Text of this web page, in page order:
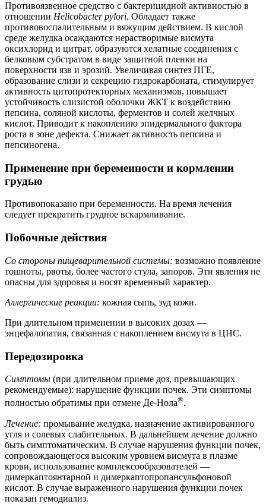
Противоязвенное средство с бактерицидной активностью в
отношении Helicobacter pylori. Обладает также
противовоспалительным и вяжущим действием. В кислой
среде желудка осаждаются нерастворимые висмута
оксихлорид и цитрат, образуются хелатные соединения с
белковым субстратом в виде защитной пленки на
поверхности язв и эрозий. Увеличивая синтез ПГЕ,
образование слизи и секрецию гидрокарбоната, стимулирует
активность цитопротекторных механизмов, повышает
устойчивость слизистой оболочки ЖКТ к воздействию
пепсина, соляной кислоты, ферментов и солей желчных
кислот. Приводит к накоплению эпидермального фактора
роста в зоне дефекта. Снижает активность пепсина и
пепсиногена.
Применение при беременности и кормлении
грудью
Противопоказано при беременности. На время лечения
следует прекратить грудное вскармливание.
Побочные действия
Со стороны пищеварительной системы: возможно появление
тошноты, рвоты, более частого стула, запоров. Эти явления не
опасны для здоровья и носят временный характер.
Аллергические реакции: кожная сыпь, зуд кожи.
При длительном применении в высоких дозах —
энцефалопатия, связанная с накоплением висмута в ЦНС.
Передозировка
Симптомы (при длительном приеме доз, превышающих
рекомендуемые): нарушение функции почек. Эти симптомы
полностью обратимы при отмене Де-Нола®.
Лечение: промывание желудка, назначение активированного
угля и солевых слабительных. В дальнейшем лечение должно
быть симптоматическим. В случае нарушения функции почек,
сопровождающегося высоким уровнем висмута в плазме
крови, использование комплексообразователей —
димеркаптоянтарной и димеркаптопропансульфоновой
кислот. В случае выраженного нарушения функции почек
показан гемодиализ.